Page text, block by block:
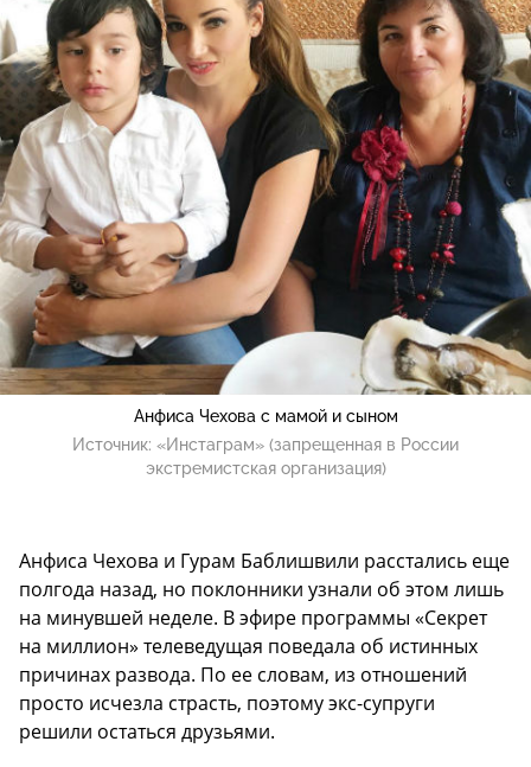
Анфиса Чехова с мамой и сыном
Источник: «Инстаграм» (запрещенная в России
экстремистская организация)
Анфиса Чехова и Гурам Баблишвили расстались еще
полгода назад, но поклонники узнали об этом лишь
на минувшей неделе. В эфире программы «Секрет
на миллион» телеведущая поведала об истинных
причинах развода. По ее словам, из отношений
просто исчезла страсть, поэтому экс-супруги
решили остаться друзьями.